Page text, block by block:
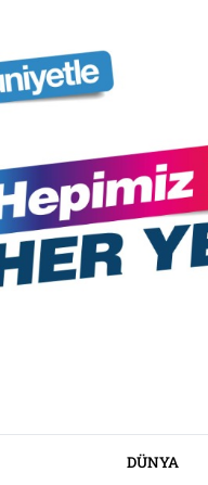
DÜNYA